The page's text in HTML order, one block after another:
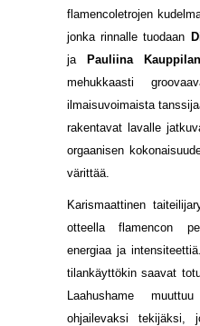
flamencoletrojen
jonka rinnalle tuodaan
ja
Pauliina Kauppilan
mehukkaasti
ilmaisuvoimaista
rakentavat lavalle
orgaanisen
värittää.
Karismaattinen
otteella flamencon
energiaa ja
tilankäyttökin saavat
Laahushame
ohjailevaksi tekijäksi,